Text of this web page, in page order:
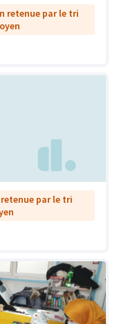
retenue par le tri
par le tri